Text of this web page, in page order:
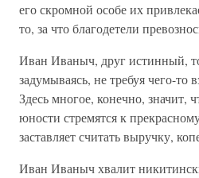
его скромной особе их
то, за что благодетели
Иван Иваныч, друг истинный,
задумываясь, не требуя чего-то
Здесь многое, конечно, значит,
юности стремятся к
заставляет считать выручку,
Иван Иваныч хвалит